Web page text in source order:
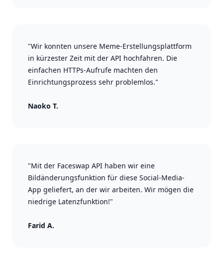
"Wir konnten unsere Meme-Erstellungsplattform
in kürzester Zeit mit der API hochfahren. Die
einfachen HTTPs-Aufrufe machten den
Einrichtungsprozess sehr problemlos."
Naoko T.
"Mit der Faceswap API haben wir eine
Bildänderungsfunktion für diese Social-Media-
App geliefert, an der wir arbeiten. Wir mögen die
niedrige Latenzfunktion!"
Farid A.